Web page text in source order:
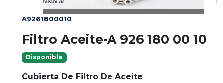
A9261800010
Filtro Aceite-A 926 180 00 10
Disponible
Cubierta De Filtro De Aceite